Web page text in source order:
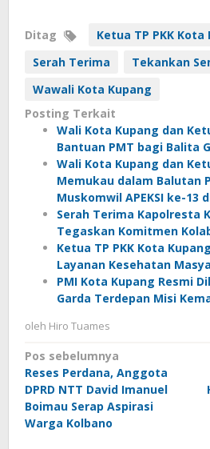
Ditag
Ketua TP PKK Kota
Serah Terima
Tekankan
Wawali Kota Kupang
Posting Terkait
Wali Kota Kupang dan
Bantuan PMT bagi Balita
Wali Kota Kupang dan
Memukau dalam Balutan
Muskomwil APEKSI ke-13
Serah Terima Kapolresta
Tegaskan Komitmen
Ketua TP PKK Kota
Layanan Kesehatan
PMI Kota Kupang Resmi
Garda Terdepan Misi
oleh Hiro Tuames
Navigasi
pos
Pos sebelumnya
Reses Perdana, Anggota
DPRD NTT David Imanuel
Boimau Serap Aspirasi
Warga Kolbano